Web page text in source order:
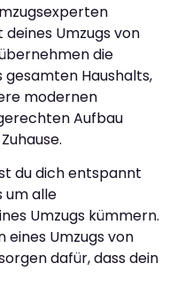
Umzugs von
die
Haushalts,
modernen
Aufbau
du dich entspannt
um alle
Umzugs kümmern.
eines Umzugs von
dafür, dass dein